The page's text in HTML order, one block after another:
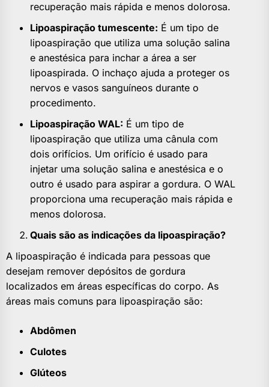
recuperação mais rápida e menos dolorosa.
Lipoaspiração tumescente: É um tipo de
lipoaspiração que utiliza uma solução salina
e anestésica para inchar a área a ser
lipoaspirada. O inchaço ajuda a proteger os
nervos e vasos sanguíneos durante o
procedimento.
Lipoaspiração WAL: É um tipo de
lipoaspiração que utiliza uma cânula com
dois orifícios. Um orifício é usado para
injetar uma solução salina e anestésica e o
outro é usado para aspirar a gordura. O WAL
proporciona uma recuperação mais rápida e
menos dolorosa.
Quais são as indicações da lipoaspiração?
A lipoaspiração é indicada para pessoas que
desejam remover depósitos de gordura
localizados em áreas específicas do corpo. As
áreas mais comuns para lipoaspiração são:
Abdômen
Culotes
Glúteos